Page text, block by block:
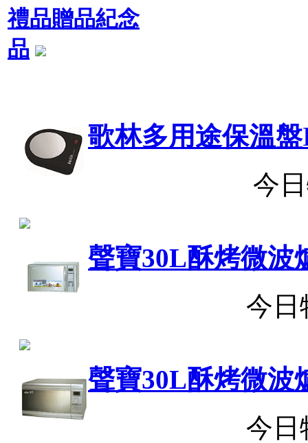
禮品贈品紀念
品
歌林多用途保溫盤
今
聲寶30L酥烤微波
今日
聲寶30L酥烤微波
今日